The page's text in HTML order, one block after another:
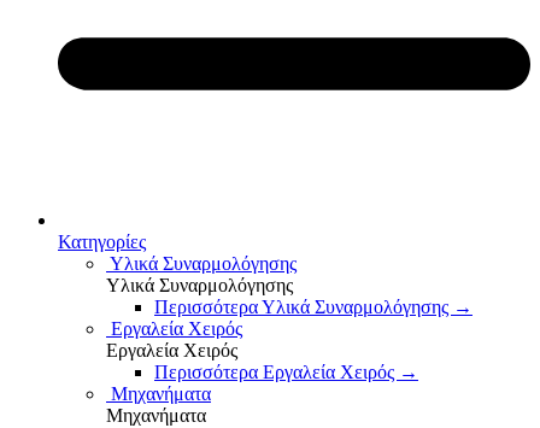
Κατηγορίες
Υλικά Συναρμολόγησης
Υλικά Συναρμολόγησης
Περισσότερα Υλικά Συναρμολόγησης →
Εργαλεία Χειρός
Εργαλεία Χειρός
Περισσότερα Εργαλεία Χειρός →
Μηχανήματα
Μηχανήματα